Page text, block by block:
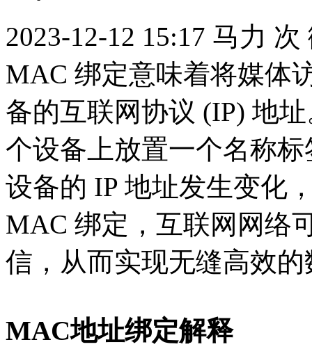
2023-12-12 15:17 马力 次
MAC 绑定意味着将媒体
备的互联网协议 (IP) 地
个设备上放置一个名称
设备的 IP 地址发生变化
MAC 绑定，互联网网络
信，从而实现无缝高效
MAC地址绑定解释